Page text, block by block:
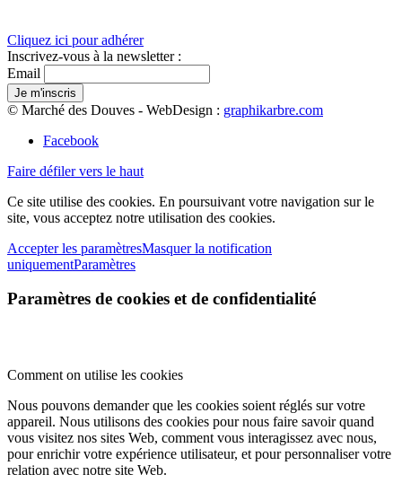
Cliquez ici pour adhérer
Inscrivez-vous à la newsletter :
Email
© Marché des Douves - WebDesign : graphikarbre.com
Facebook
Faire défiler vers le haut
Ce site utilise des cookies. En poursuivant votre navigation sur le
site, vous acceptez notre utilisation des cookies.
Accepter les paramètresMasquer la notification
uniquementParamètres
Paramètres de cookies et de confidentialité
Comment on utilise les cookies
Nous pouvons demander que les cookies soient réglés sur votre
appareil. Nous utilisons des cookies pour nous faire savoir quand
vous visitez nos sites Web, comment vous interagissez avec nous,
pour enrichir votre expérience utilisateur, et pour personnaliser votre
relation avec notre site Web.